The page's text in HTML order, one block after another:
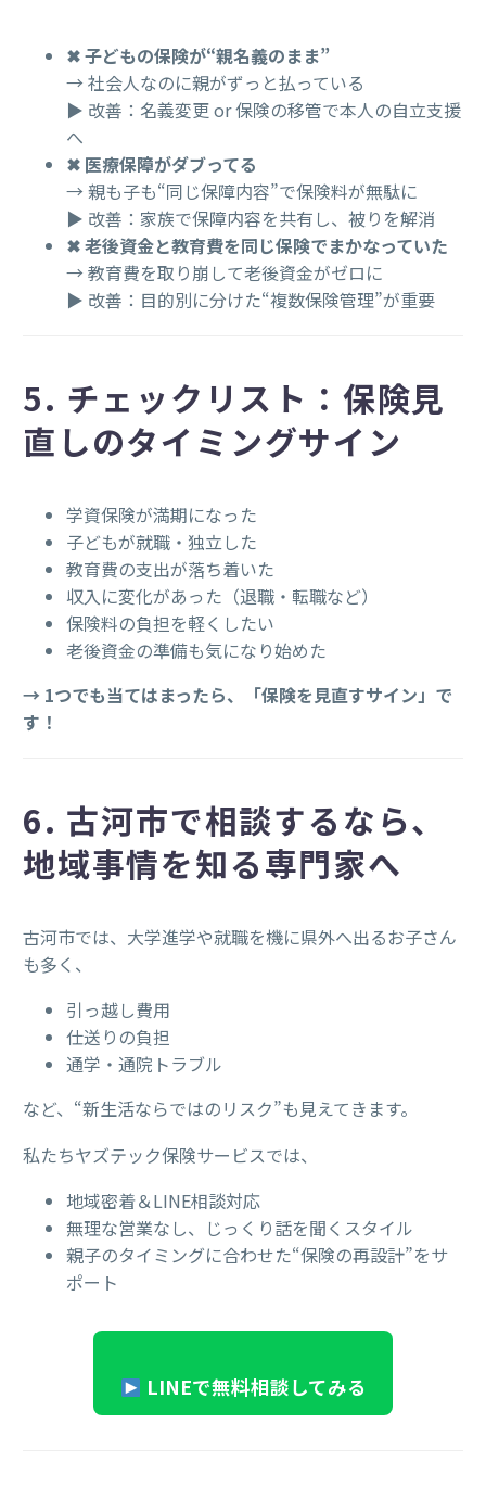
✖ 子どもの保険が“親名義のまま”
→ 社会人なのに親がずっと払っている
▶ 改善：名義変更 or 保険の移管で本人の自立支援
へ
✖ 医療保障がダブってる
→ 親も子も“同じ保障内容”で保険料が無駄に
▶ 改善：家族で保障内容を共有し、被りを解消
✖ 老後資金と教育費を同じ保険でまかなっていた
→ 教育費を取り崩して老後資金がゼロに
▶ 改善：目的別に分けた“複数保険管理”が重要
5. チェックリスト：保険見
直しのタイミングサイン
学資保険が満期になった
子どもが就職・独立した
教育費の支出が落ち着いた
収入に変化があった（退職・転職など）
保険料の負担を軽くしたい
老後資金の準備も気になり始めた
→ 1つでも当てはまったら、「保険を見直すサイン」で
す！
6. 古河市で相談するなら、
地域事情を知る専門家へ
古河市では、大学進学や就職を機に県外へ出るお子さん
も多く、
引っ越し費用
仕送りの負担
通学・通院トラブル
など、“新生活ならではのリスク”も見えてきます。
私たちヤズテック保険サービスでは、
地域密着＆LINE相談対応
無理な営業なし、じっくり話を聞くスタイル
親子のタイミングに合わせた“保険の再設計”をサ
ポート
LINEで無料相談してみる